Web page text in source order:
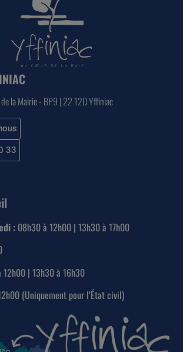
la Mairie - BP9 | 22 120 Yffiniac
33
: 08h30 à 12h00 | 13h30 à 17h00
12h00 | 13h30 à 16h30
(Uniquement pour l’État civil)